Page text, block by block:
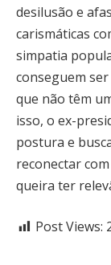
desilusão e
carismáticas
simpatia
conseguem
que não têm
isso, o ex-
postura e
reconectar
queira ter
Post Views: